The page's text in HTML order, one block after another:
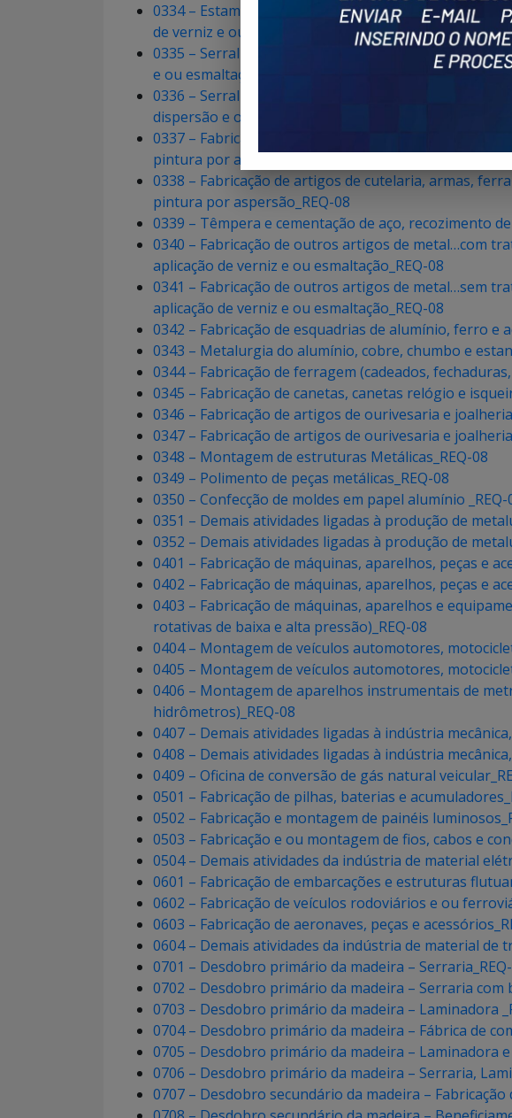
0334 – Estamparia, funilaria e latoaria sem
de verniz e ou esmaltação_REQ-08
0335 – Serralheria, fabricação de tanque,
e ou esmaltação_REQ-08
0336 – Serralheria, fabricação de tanques,
dispersão e ou esmaltação_REQ-08
0337 – Fabricação de artigos de cutelaria, armas,
pintura por aspersão_REQ-08
0338 – Fabricação de artigos de cutelaria, armas,
pintura por aspersão_REQ-08
0339 – Têmpera e cementação de aço, recozimento
0340 – Fabricação de outros artigos de metal…com
aplicação de verniz e ou esmaltação_REQ-08
0341 – Fabricação de outros artigos de metal…sem
aplicação de verniz e ou esmaltação_REQ-08
0342 – Fabricação de esquadrias de alumínio, ferro e
0343 – Metalurgia do alumínio, cobre, chumbo e
0344 – Fabricação de ferragem (cadeados,
0345 – Fabricação de canetas, canetas relógio e
0346 – Fabricação de artigos de ourivesaria e
0347 – Fabricação de artigos de ourivesaria e
0348 – Montagem de estruturas Metálicas_REQ-08
0349 – Polimento de peças metálicas_REQ-08
0350 – Confecção de moldes em papel alumínio _REQ-
0351 – Demais atividades ligadas à produção de
0352 – Demais atividades ligadas à produção de
0401 – Fabricação de máquinas, aparelhos, peças e
0402 – Fabricação de máquinas, aparelhos, peças e
0403 – Fabricação de máquinas, aparelhos e
rotativas de baixa e alta pressão)_REQ-08
0404 – Montagem de veículos automotores,
0405 – Montagem de veículos automotores,
0406 – Montagem de aparelhos instrumentais de
hidrômetros)_REQ-08
0407 – Demais atividades ligadas à indústria
0408 – Demais atividades ligadas à indústria
0409 – Oficina de conversão de gás natural
0501 – Fabricação de pilhas, baterias e
0502 – Fabricação e montagem de painéis
0503 – Fabricação e ou montagem de fios, cabos e
0504 – Demais atividades da indústria de material
0601 – Fabricação de embarcações e estruturas
0602 – Fabricação de veículos rodoviários e ou
0603 – Fabricação de aeronaves, peças e
0604 – Demais atividades da indústria de material de
0701 – Desdobro primário da madeira –
0702 – Desdobro primário da madeira – Serraria com
0703 – Desdobro primário da madeira – Laminadora
0704 – Desdobro primário da madeira – Fábrica de
0705 – Desdobro primário da madeira – Laminadora e
0706 – Desdobro primário da madeira – Serraria,
0707 – Desdobro secundário da madeira –